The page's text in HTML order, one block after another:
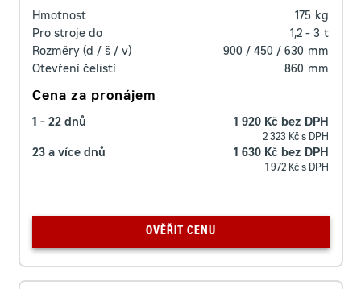
Hmotnost 175 kg
Pro stroje do
1,2 - 3 t
Rozměry (d / š / v)
900 / 450 / 630 mm
Otevření čelistí
860 mm
Cena za pronájem
1 - 22 dnů 1 920 Kč bez DPH
2 323 Kč s DPH
23 a více dnů 1 630 Kč bez DPH
1 972 Kč s DPH
OVĚŘIT CENU